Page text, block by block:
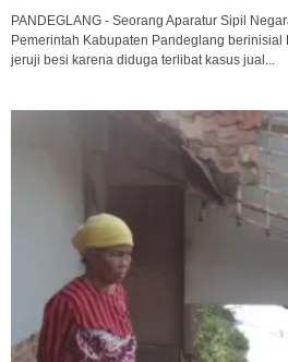
PANDEGLANG - Seorang Aparatur Sipil
Pemerintah Kabupaten Pandeglang
jeruji besi karena diduga terlibat kasus jual...